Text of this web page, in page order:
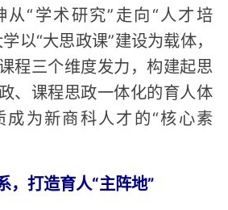
“学术研究”走向“人才培
以“大思政课”建设为载体，
程三个维度发力，构建起思
、课程思政一体化的育人体
成为新商科人才的“核心素
，打造育人“主阵地”